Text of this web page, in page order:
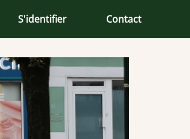
S'identifier Contact